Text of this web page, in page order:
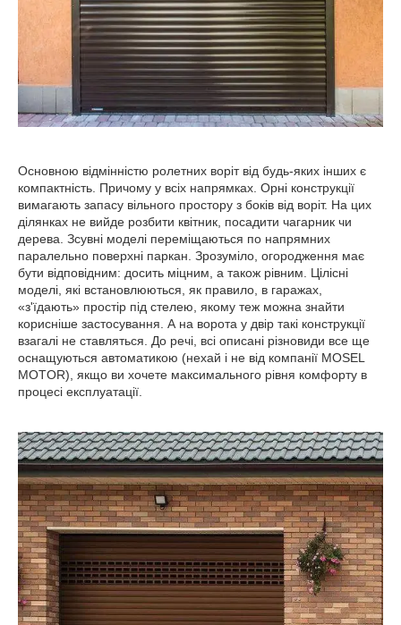
Основною відмінністю ролетних воріт від будь-яких інших є
компактність. Причому у всіх напрямках. Орні конструкції
вимагають запасу вільного простору з боків від воріт. На цих
ділянках не вийде розбити квітник, посадити чагарник чи
дерева. Зсувні моделі переміщаються по напрямних
паралельно поверхні паркан. Зрозуміло, огородження має
бути відповідним: досить міцним, а також рівним. Цілісні
моделі, які встановлюються, як правило, в гаражах,
«з'їдають» простір під стелею, якому теж можна знайти
корисніше застосування. А на ворота у двір такі конструкції
взагалі не ставляться. До речі, всі описані різновиди все ще
оснащуються автоматикою (нехай і не від компанії MOSEL
MOTOR), якщо ви хочете максимального рівня комфорту в
процесі експлуатації.